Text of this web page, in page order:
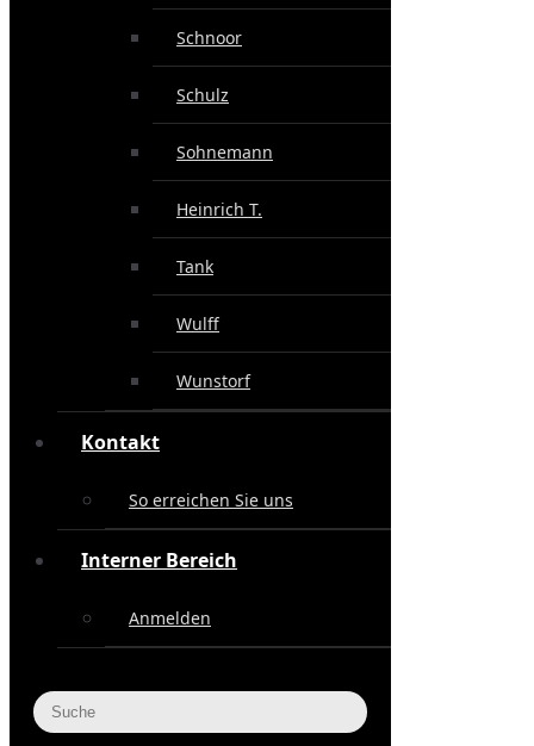
Schnoor
Schulz
Sohnemann
Heinrich T.
Tank
Wulff
Wunstorf
Kontakt
So erreichen Sie uns
Interner Bereich
Anmelden